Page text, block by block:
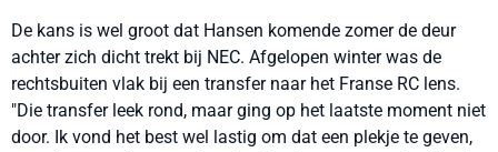
De kans is wel groot dat Hansen komende zomer de deur
achter zich dicht trekt bij NEC. Afgelopen winter was de
rechtsbuiten vlak bij een transfer naar het Franse RC lens.
"Die transfer leek rond, maar ging op het laatste moment niet
door. Ik vond het best wel lastig om dat een plekje te geven,